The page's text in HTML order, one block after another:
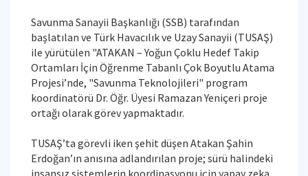
Savunma Sanayii Başkanlığı (SSB) tarafından
başlatılan ve Türk Havacılık ve Uzay Sanayii (TUSAŞ)
ile yürütülen "ATAKAN – Yoğun Çoklu Hedef Takip
Ortamları İçin Öğrenme Tabanlı Çok Boyutlu Atama
Projesi’nde, "Savunma Teknolojileri" program
koordinatörü Dr. Öğr. Üyesi Ramazan Yeniçeri proje
ortağı olarak görev yapmaktadır.
TUSAŞ’ta görevli iken şehit düşen Atakan Şahin
Erdoğan’ın anısına adlandırılan proje; sürü halindeki